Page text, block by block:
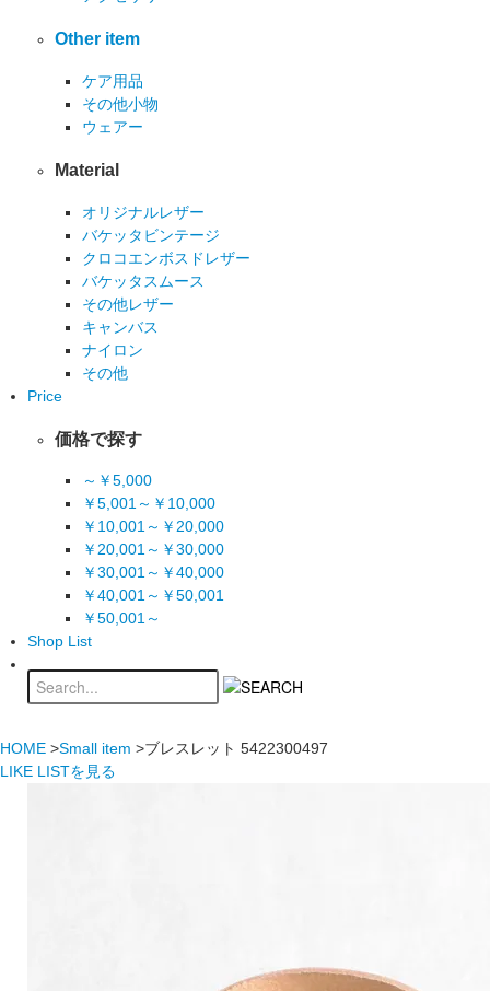
Other item
ケア用品
その他小物
ウェアー
Material
オリジナルレザー
バケッタビンテージ
クロコエンボスドレザー
バケッタスムース
その他レザー
キャンバス
ナイロン
その他
Price
価格で探す
～￥5,000
￥5,001～￥10,000
￥10,001～￥20,000
￥20,001～￥30,000
￥30,001～￥40,000
￥40,001～￥50,001
￥50,001～
Shop List
HOME >Small item >ブレスレット 5422300497
LIKE LISTを見る